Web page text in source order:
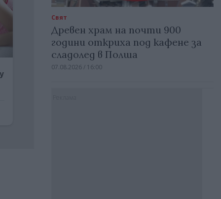
Свят
Древен храм на почти 900
години откриха под кафене за
сладолед в Полша
07.08.2026 / 16:00